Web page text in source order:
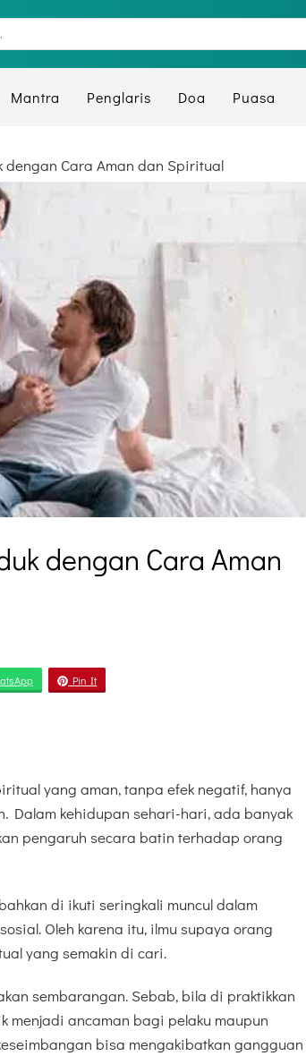
Mantra Penglaris Doa Puasa
dengan Cara Aman dan Spiritual
dengan Cara Aman
Pin It
yang aman, tanpa efek negatif, hanya
Dalam kehidupan sehari-hari, ada banyak
pengaruh secara batin terhadap orang
di ikuti seringkali muncul dalam
Oleh karena itu, ilmu supaya orang
yang semakin di cari.
sembarangan. Sebab, bila di praktikkan
menjadi ancaman bagi pelaku maupun
bisa mengakibatkan gangguan